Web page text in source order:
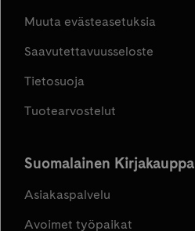
Muuta evästeasetuksia
Saavutettavuusseloste
Tietosuoja
Tuotearvostelut
Suomalainen Kirjakauppa
Asiakaspalvelu
Avoimet työpaikat